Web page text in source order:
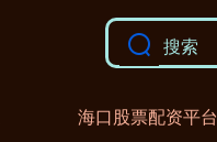
海口股票配资平台